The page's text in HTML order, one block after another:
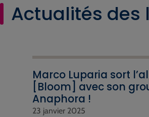
Actualités des
Marco Luparia sort
[Bloom] avec son
Anaphora !
23 janvier 2025